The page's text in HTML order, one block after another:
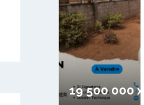
19 500 000